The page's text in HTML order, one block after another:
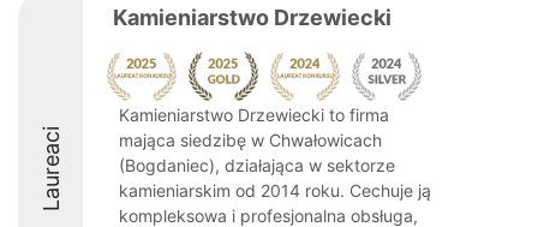
Laureaci
Kamieniarstwo Drzewiecki
Kamieniarstwo Drzewiecki to firma
mająca siedzibę w Chwałowicach
(Bogdaniec), działająca w sektorze
kamieniarskim od 2014 roku. Cechuje ją
kompleksowa i profesjonalna obsługa,